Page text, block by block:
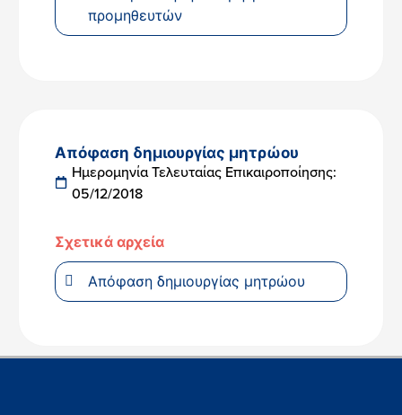
προμηθευτών
Απόφαση δημιουργίας μητρώου
Ημερομηνία Τελευταίας Επικαιροποίησης:
05/12/2018
Σχετικά αρχεία
Απόφαση δημιουργίας μητρώου